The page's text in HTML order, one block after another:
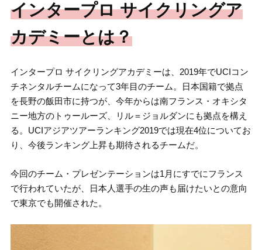
インタープロ サイクリングア
カデミーとは？
インタープロ サイクリングアカデミーは、2019年でUCIコン
チネンタルチームになって3年目のチーム。日本国籍で拠点
を長野の飯田市に持つが、今年からは南フランス・オキシタ
ニー地方のトゥールーズ、リル＝ジョルダンにも拠点を構え
る。UCIアジアツアーランキング2019では現在4位についてお
り、今後ランキング上昇も期待されるチームだ。
今回のチーム・プレゼンテーションは1月にすでにフランス
で行われていたが、日本人選手の生の声も届けたいとの意向
で東京でも開催された。